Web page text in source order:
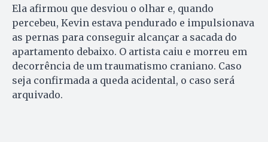
Ela afirmou que desviou o olhar e, quando
percebeu, Kevin estava pendurado e impulsionava
as pernas para conseguir alcançar a sacada do
apartamento debaixo. O artista caiu e morreu em
decorrência de um traumatismo craniano. Caso
seja confirmada a queda acidental, o caso será
arquivado.